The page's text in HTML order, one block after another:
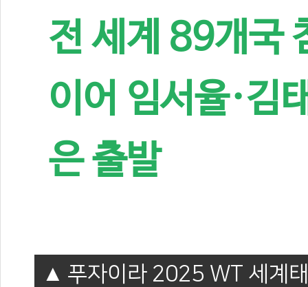
전 세계 89개국
이어 임서율·김
은 출발
푸자이라 2025 WT 세계